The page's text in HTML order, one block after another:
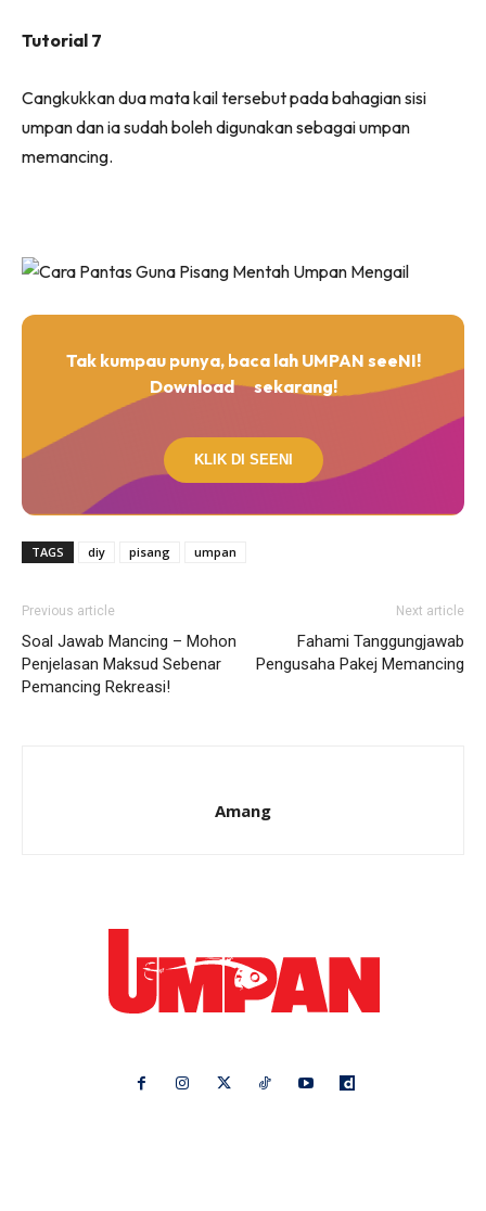
Tutorial 7
Cangkukkan dua mata kail tersebut pada bahagian sisi
umpan dan ia sudah boleh digunakan sebagai umpan
memancing.
Tak kumpau punya, baca lah UMPAN seeNI!
Download
sekarang!
KLIK DI SEENI
TAGS diy pisang umpan
Previous article
Soal Jawab Mancing – Mohon
Penjelasan Maksud Sebenar
Pemancing Rekreasi!
Next article
Fahami Tanggungjawab
Pengusaha Pakej Memancing
Amang